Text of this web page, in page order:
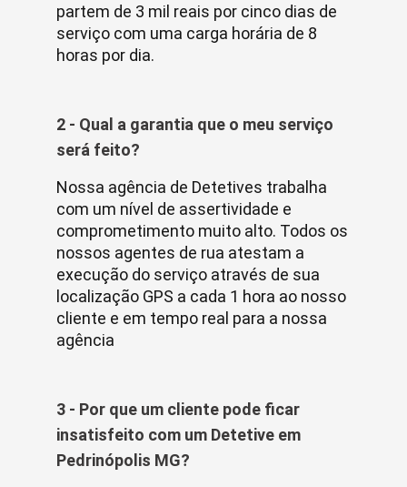
partem de 3 mil reais por cinco dias de
serviço com uma carga horária de 8
horas por dia.
2 - Qual a garantia que o meu serviço
será feito?
Nossa agência de Detetives trabalha
com um nível de assertividade e
comprometimento muito alto. Todos os
nossos agentes de rua atestam a
execução do serviço através de sua
localização GPS a cada 1 hora ao nosso
cliente e em tempo real para a nossa
agência
3 - Por que um cliente pode ficar
insatisfeito com um Detetive em
Pedrinópolis MG?